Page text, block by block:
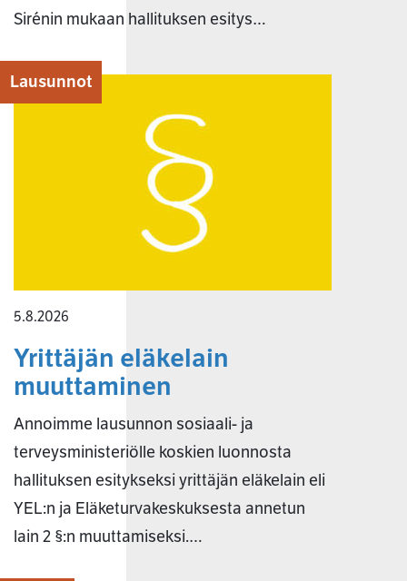
Sirénin mukaan hallituksen esitys…
Lausunnot
5.8.2026
Yrittäjän eläkelain
muuttaminen
Annoimme lausunnon sosiaali- ja
terveysministeriölle koskien luonnosta
hallituksen esitykseksi yrittäjän eläkelain eli
YEL:n ja Eläketurvakeskuksesta annetun
lain 2 §:n muuttamiseksi.…